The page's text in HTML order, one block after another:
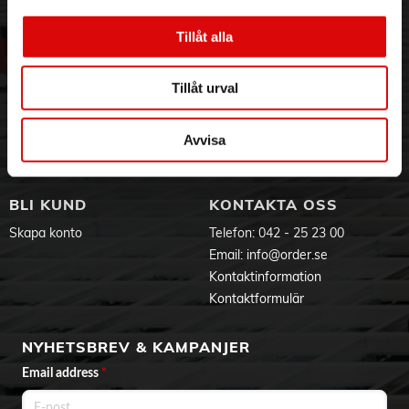
Tillåt alla
Tillåt urval
Avvisa
- Stänk- och svettåliga: IPX4
- Små, bekväma öronproppar. Inga öronpluggar, inget tryck
- Öronpropparna sitter säkert i ytterörat
- Bra ljud även vid låg volym med dynamisk bas
- 13 mm högtalarelement och en basförstärkningsfunktion
- Tydliga samtal. Motparten hör vad du säger
Hållbarhet
Jobba hos oss
Varumärken
Service & Support
Ansökan om RMA
Godsefterlysning & Felleverans
Integritetspolicy
Om cookies
BLI KUND
Skapa konto
KONTAKTA OSS
Telefon: 042 - 25 23 00
Email: info@order.se
Kontaktinformation
Kontaktformulär
NYHETSBREV & KAMPANJER
Email address *